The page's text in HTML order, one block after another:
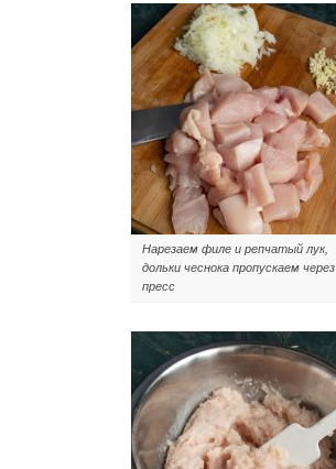
Нарезаем филе и репчатый лук,
дольки чеснока пропускаем через
пресс